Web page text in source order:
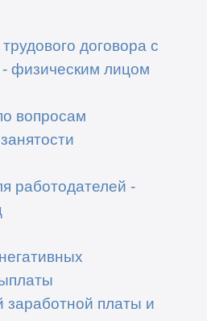
договора с
физическим лицом
вопросам
работодателей -
платы и